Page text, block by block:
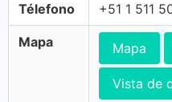
Télefono +51 1 511
Mapa Mapa
Vista de